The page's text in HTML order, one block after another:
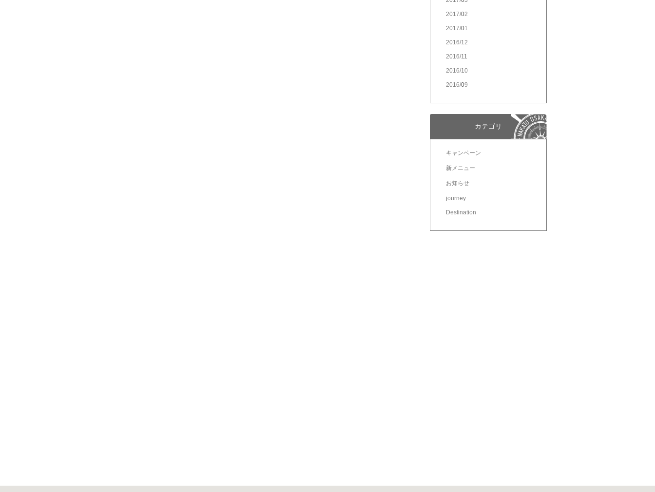
2017/ 2
2017/ 1
2016/12
2016/11
2016/10
2016/ 9
カテゴリ
キャンペーン
新メニュー
お知らせ
journey
Destination